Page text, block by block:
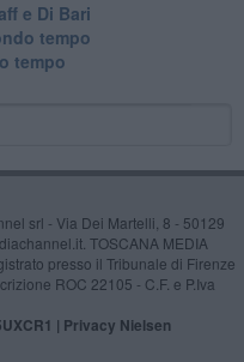
e Di Bari
tempo
tempo
srl - Via Dei Martelli, 8 - 50129
TOSCANA MEDIA
presso il Tribunale di Firenze
ROC 22105 - C.F. e P.Iva
| Privacy Nielsen